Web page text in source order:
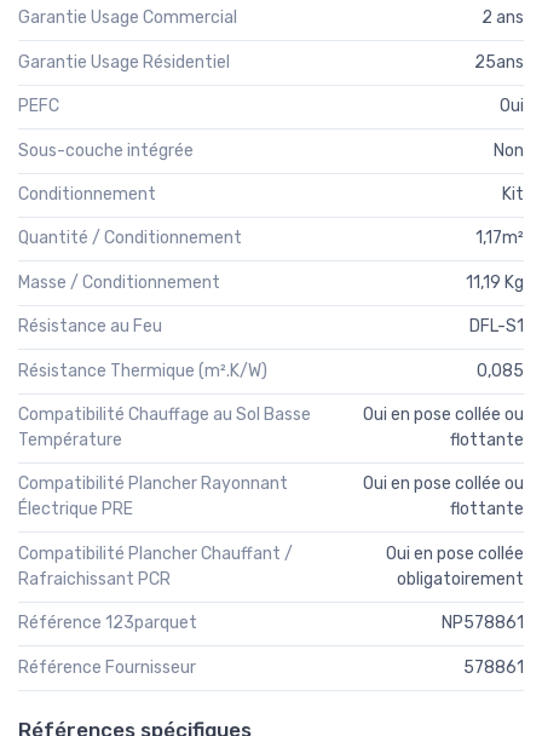
Garantie Usage Commercial 2 ans
Garantie Usage Résidentiel 25ans
PEFC Oui
Sous-couche intégrée Non
Conditionnement Kit
Quantité / Conditionnement 1,17m²
Masse / Conditionnement 11,19 Kg
Résistance au Feu DFL-S1
Résistance Thermique (m².K/W) 0,085
Compatibilité Chauffage au Sol Basse
Température
Oui en pose collée ou
flottante
Compatibilité Plancher Rayonnant
Électrique PRE
Oui en pose collée ou
flottante
Compatibilité Plancher Chauffant /
Rafraichissant PCR
Oui en pose collée
obligatoirement
Référence 123parquet NP578861
Référence Fournisseur 578861
Références spécifiques